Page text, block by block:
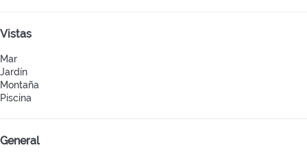
Vistas
Mar
Jardín
Montaña
Piscina
General